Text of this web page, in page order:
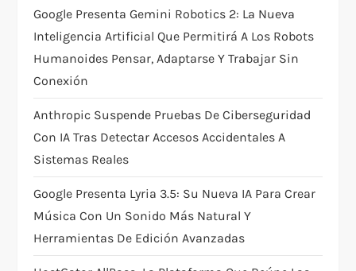
t
i
o
n
Google Presenta Gemini Robotics 2: La Nueva
Inteligencia Artificial Que Permitirá A Los Robots
Humanoides Pensar, Adaptarse Y Trabajar Sin
Conexión
Anthropic Suspende Pruebas De Ciberseguridad
Con IA Tras Detectar Accesos Accidentales A
Sistemas Reales
Google Presenta Lyria 3.5: Su Nueva IA Para Crear
Música Con Un Sonido Más Natural Y
Herramientas De Edición Avanzadas